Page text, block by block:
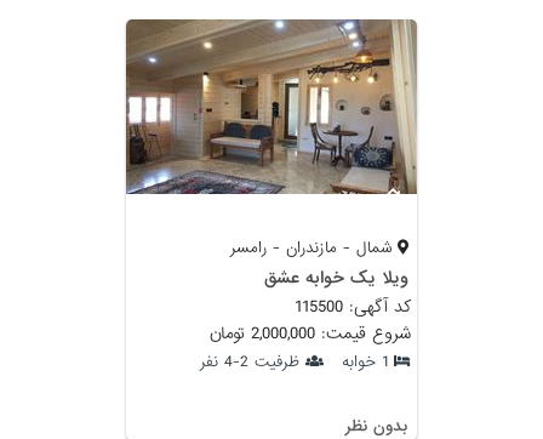
شمال - مازندران - رامسر
ویلا یک خوابه عشق
کد آگهی: 115500
شروع قیمت: 2,000,000 تومان
1 خوابه ظرفیت 2-4 نفر
بدون نظر